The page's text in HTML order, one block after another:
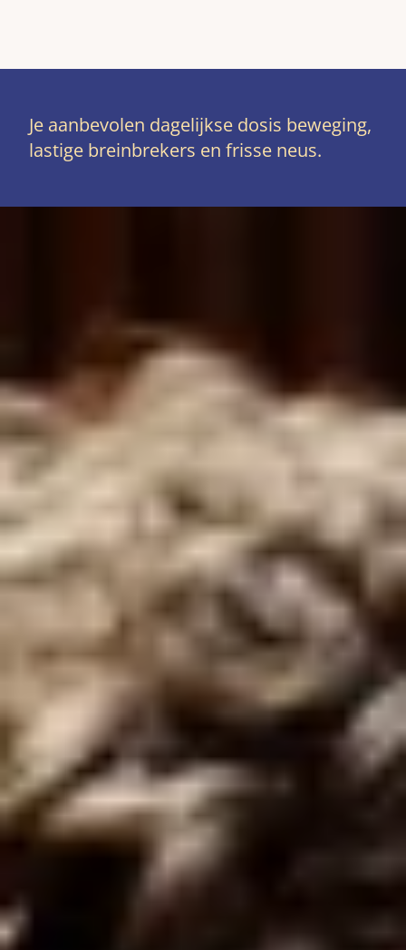
Je aanbevolen dagelijkse dosis beweging,
lastige breinbrekers en frisse neus.